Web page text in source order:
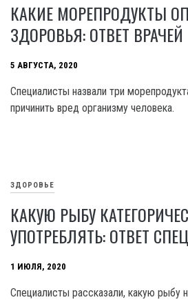
КАКИЕ МОРЕПРОДУКТЫ
ЗДОРОВЬЯ: ОТВЕТ ВРАЧЕЙ
5 АВГУСТА, 2020
Специалисты назвали три
причинить вред организму человека.
ЗДОРОВЬЕ
КАКУЮ РЫБУ
УПОТРЕБЛЯТЬ: ОТВЕТ
1 ИЮЛЯ, 2020
Специалисты рассказали, какую рыбу